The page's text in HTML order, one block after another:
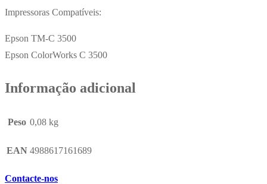
Impressoras Compatíveis:
Epson TM-C 3500
Epson ColorWorks C 3500
Informação adicional
Peso 0,08 kg
EAN 4988617161689
Contacte-nos